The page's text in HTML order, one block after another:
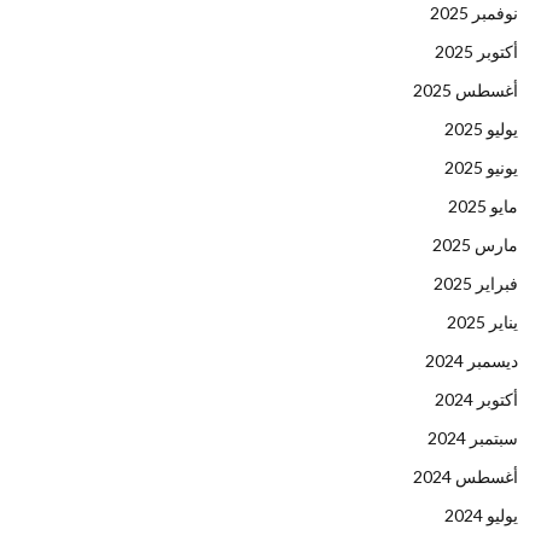
نوفمبر 2025
أكتوبر 2025
أغسطس 2025
يوليو 2025
يونيو 2025
مايو 2025
مارس 2025
فبراير 2025
يناير 2025
ديسمبر 2024
أكتوبر 2024
سبتمبر 2024
أغسطس 2024
يوليو 2024